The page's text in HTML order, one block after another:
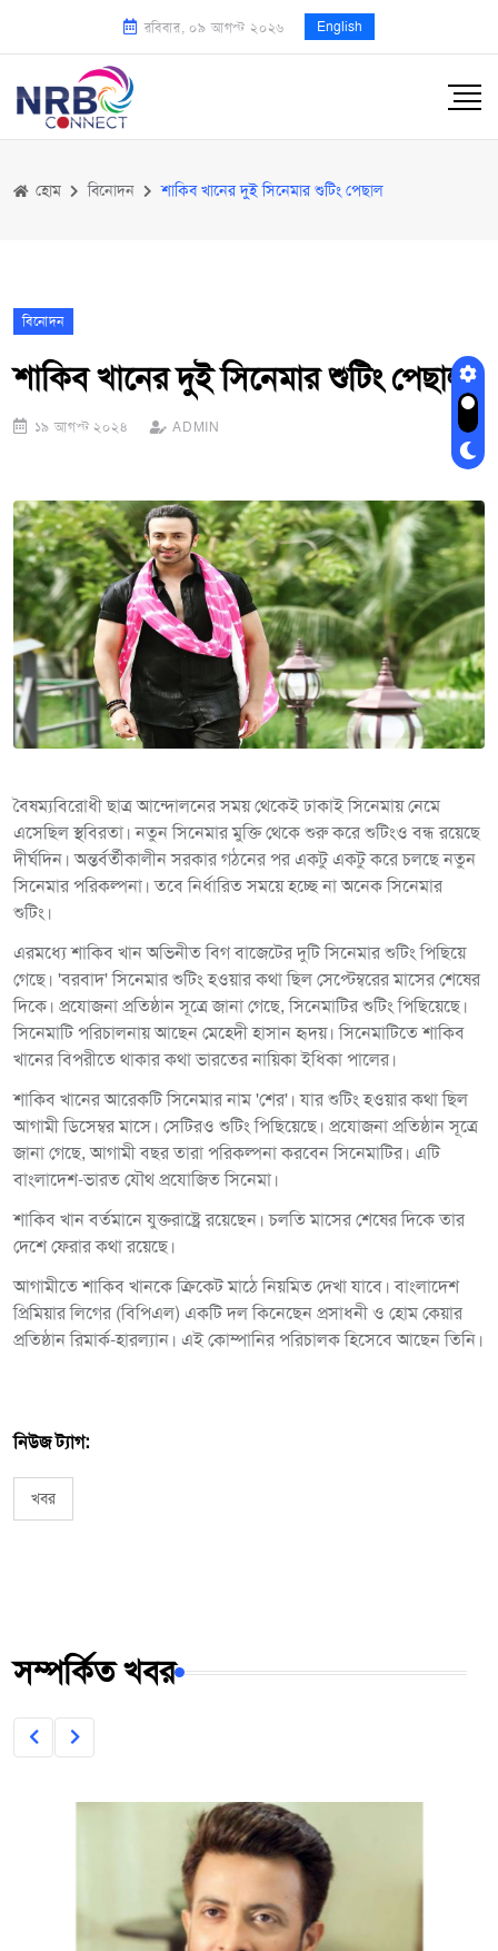
রবিবার, ০৯ আগস্ট ২০২৬ English
হোম বিনোদন শাকিব খানের দুই সিনেমার শুটিং পেছাল
বিনোদন
শাকিব খানের দুই সিনেমার শুটিং পেছাল
১৯ আগস্ট ২০২৪ ADMIN
বৈষম্যবিরোধী ছাত্র আন্দোলনের সময় থেকেই ঢাকাই সিনেমায় নেমে
এসেছিল স্থবিরতা। নতুন সিনেমার মুক্তি থেকে শুরু করে শুটিংও বন্ধ রয়েছে
দীর্ঘদিন। অন্তর্বর্তীকালীন সরকার গঠনের পর একটু একটু করে চলছে নতুন
সিনেমার পরিকল্পনা। তবে নির্ধারিত সময়ে হচ্ছে না অনেক সিনেমার
শুটিং।
এরমধ্যে শাকিব খান অভিনীত বিগ বাজেটের দুটি সিনেমার শুটিং পিছিয়ে
গেছে। 'বরবাদ' সিনেমার শুটিং হওয়ার কথা ছিল সেপ্টেম্বরের মাসের শেষের
দিকে। প্রযোজনা প্রতিষ্ঠান সূত্রে জানা গেছে, সিনেমাটির শুটিং পিছিয়েছে।
সিনেমাটি পরিচালনায় আছেন মেহেদী হাসান হৃদয়। সিনেমাটিতে শাকিব
খানের বিপরীতে থাকার কথা ভারতের নায়িকা ইধিকা পালের।
শাকিব খানের আরেকটি সিনেমার নাম 'শের'। যার শুটিং হওয়ার কথা ছিল
আগামী ডিসেম্বর মাসে। সেটিরও শুটিং পিছিয়েছে। প্রযোজনা প্রতিষ্ঠান সূত্রে
জানা গেছে, আগামী বছর তারা পরিকল্পনা করবেন সিনেমাটির। এটি
বাংলাদেশ-ভারত যৌথ প্রযোজিত সিনেমা।
শাকিব খান বর্তমানে যুক্তরাষ্ট্রে রয়েছেন। চলতি মাসের শেষের দিকে তার
দেশে ফেরার কথা রয়েছে।
আগামীতে শাকিব খানকে ক্রিকেট মাঠে নিয়মিত দেখা যাবে। বাংলাদেশ
প্রিমিয়ার লিগের (বিপিএল) একটি দল কিনেছেন প্রসাধনী ও হোম কেয়ার
প্রতিষ্ঠান রিমার্ক-হারল্যান। এই কোম্পানির পরিচালক হিসেবে আছেন তিনি।
নিউজ ট্যাগ:
খবর
সম্পর্কিত খবর